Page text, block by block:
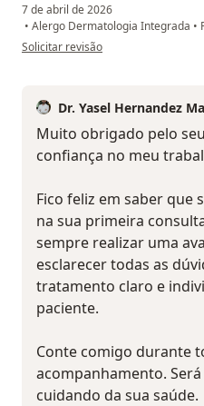
7 de abril de 2026
• Alergo Dermatologia Integrada •
na opinião do utilizador R.F.
Solicitar revisão
Dr. Yasel Hernandez
Muito obrigado pelo
confiança no meu
Fico feliz em saber que
na sua primeira
sempre realizar uma
esclarecer todas as
tratamento claro e
paciente.
Conte comigo durante
acompanhamento.
cuidando da sua saúde.